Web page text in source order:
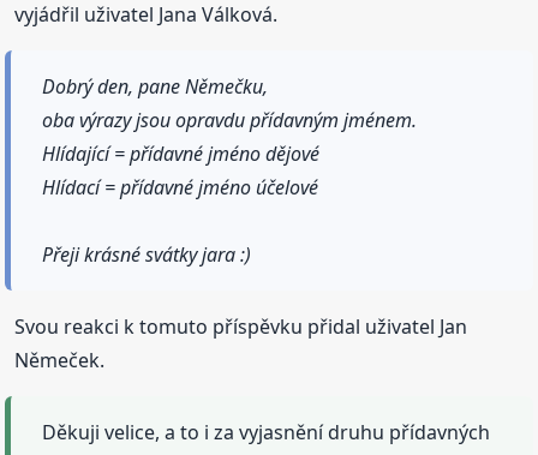
vyjádřil uživatel Jana Válková.
Dobrý den, pane Němečku,
oba výrazy jsou opravdu přídavným jménem.
Hlídající = přídavné jméno dějové
Hlídací = přídavné jméno účelové
Přeji krásné svátky jara :)
Svou reakci k tomuto příspěvku přidal uživatel Jan
Němeček.
Děkuji velice, a to i za vyjasnění druhu přídavných